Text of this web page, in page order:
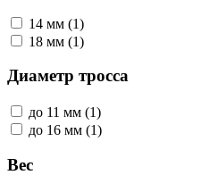
14 мм (1)
18 мм (1)
Диаметр тросса
до 11 мм (1)
до 16 мм (1)
Вес